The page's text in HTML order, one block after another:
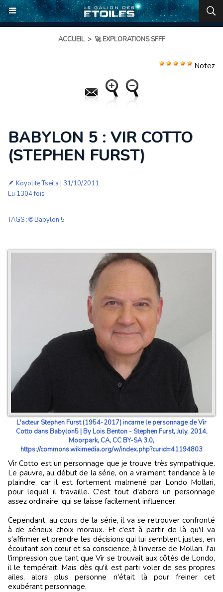
ACCUEIL > 🚀 EXPLORATIONS SFFF
Notez
BABYLON 5 : VIR COTTO
(STEPHEN FURST)
🪶 Koyolite Tseila | 31/10/2011
Lu 1304 fois
TAGS :🌐 Babylon 5
L'acteur Stephen Furst (1954-2017) incarne le personnage de Vir
Cotto dans Babylon5 | By Lois Benton - Stephen Furst, July, 2014,
Moorpark, CA, CC BY-SA 3.0,
https://commons.wikimedia.org/w/index.php?curid=41194803
Vir Cotto est un personnage que je trouve très sympathique.
Le pauvre, au début de la série, on a vraiment tendance à le
plaindre, car il est fortement malmené par Londo Mollari,
pour lequel il travaille. C'est tout d'abord un personnage
assez ordinaire, qui se laisse facilement influencer.
Cependant, au cours de la série, il va se retrouver confronté
à de sérieux choix moraux. Et c'est à partir de là qu'il va
s'affirmer et prendre les décisions qui lui semblent justes, en
écoutant son cœur et sa conscience, à l'inverse de Mollari. J'ai
l'impression que tant que Vir se trouvait aux côtés de Londo,
il le tempérait. Mais dès qu'il est parti voler de ses propres
ailes, alors plus personne n'était là pour freiner cet
exubérant personnage.